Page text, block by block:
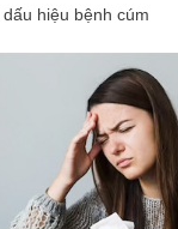
dấu hiệu bệnh cúm